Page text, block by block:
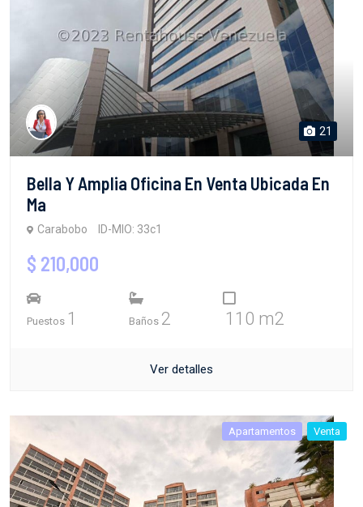
21
Bella Y Amplia Oficina En Venta Ubicada En
Ma
Carabobo ID-MIO: 33c1
$ 210,000
Puestos 1 Baños 2 110 m2
Ver detalles
Apartamentos Venta